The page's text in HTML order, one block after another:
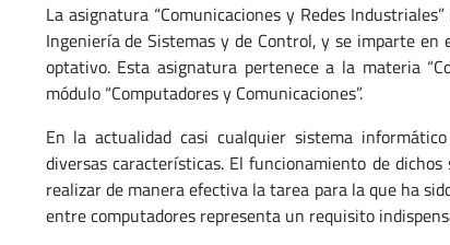
La asignatura “Comunicaciones y Redes
Ingeniería de Sistemas y de Control, y se imparte
optativo. Esta asignatura pertenece a la materia
módulo “Computadores y Comunicaciones”.
En la actualidad casi cualquier sistema
diversas características. El funcionamiento de
realizar de manera efectiva la tarea para la que ha
entre computadores representa un requisito